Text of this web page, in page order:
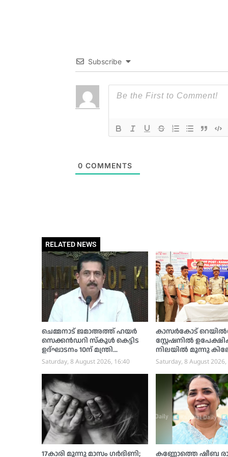
Subscribe
0 COMMENTS
RELATED NEWS
ചെമ്മനാട് ജമാഅത്ത് ഹയര്‍
സെക്കന്‍ഡറി സ്‌കൂള്‍ കെട്ടിട
ഉദ്ഘാടനം 10ന് മന്ത്രി
ഷംസുദ്ദീന്‍ നിര്‍വഹിക്കും
Saturday, 8 August 2026, 16:40
കാസര്‍കോട്
സ്റ്റേഷനില്‍
നിലയില്‍ മൂന്നു
കഞ്ചാവ്; പൊലീസ്
അന്വേഷണം
Saturday, 8 August 2026,
17കാരി മൂന്നു മാസം ഗര്‍ഭിണി; കണ്ണോത്തെ ഷീബ